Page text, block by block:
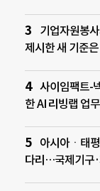
기업자원봉
제시한 새 기준은
사이임팩트-
한 AI 리빙랩 업
아시아ㆍ태
다리…국제기구